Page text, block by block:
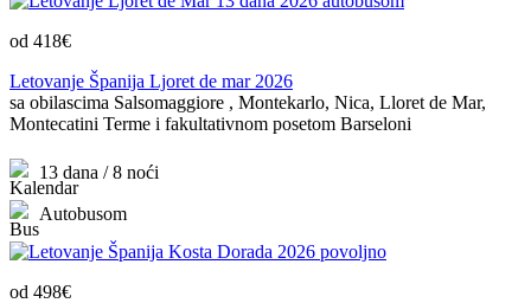
od 418€
Letovanje Španija Ljoret de mar 2026
sa obilascima Salsomaggiore , Montekarlo, Nica, Lloret de Mar,
Montecatini Terme i fakultativnom posetom Barseloni
13 dana / 8 noći
Autobusom
od 498€